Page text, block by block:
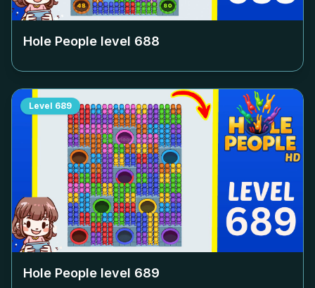
Hole People level 688
Level 689
Hole People level 689